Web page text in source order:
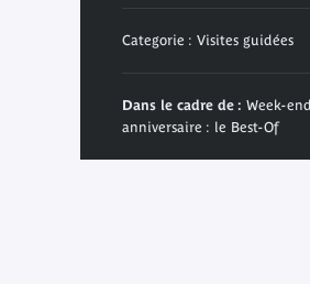
Categorie : Visites guidées
Dans le cadre de : Week-end
anniversaire : le Best-Of